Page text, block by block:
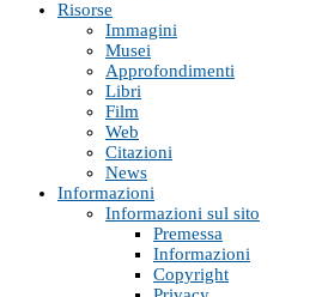
Risorse
Immagini
Musei
Approfondimenti
Libri
Film
Web
Citazioni
News
Informazioni
Informazioni sul sito
Premessa
Informazioni
Copyright